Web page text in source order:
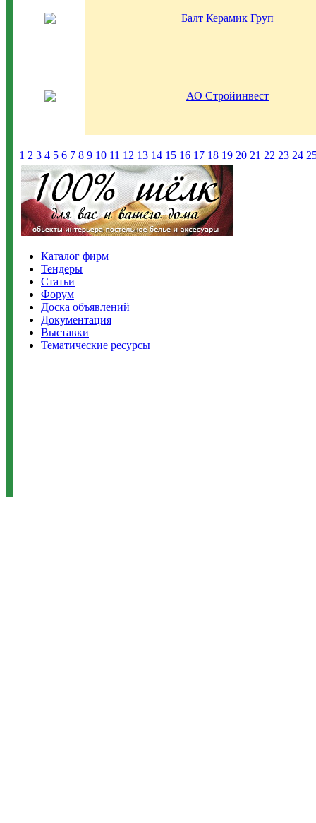
Балт Керамик Груп
АО Стройинвест
1 2 3 4 5 6 7 8 9 10 11 12 13 14 15 16 17 18 19 20 21 22 23 24
Каталог фирм
Тендеры
Статьи
Форум
Доска объявлений
Документация
Выставки
Тематические ресурсы